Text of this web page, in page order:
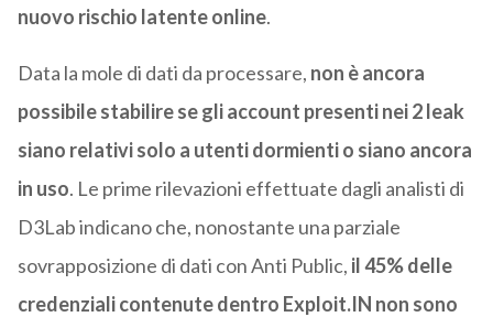
nuovo rischio latente online.
Data la mole di dati da processare, non è ancora
possibile stabilire se gli account presenti nei 2 leak
siano relativi solo a utenti dormienti o siano ancora
in uso. Le prime rilevazioni effettuate dagli analisti di
D3Lab indicano che, nonostante una parziale
sovrapposizione di dati con Anti Public, il 45% delle
credenziali contenute dentro Exploit.IN non sono